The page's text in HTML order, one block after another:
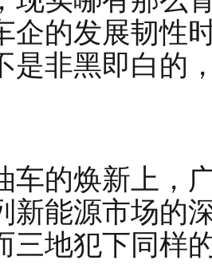
企的发展韧性
是非黑即白的
车的焕新上，
新能源市场的
三地犯下同样